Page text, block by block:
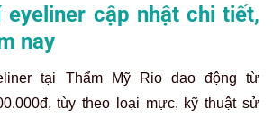
eyeliner cập nhật chi tiết,
nay
tại Thẩm Mỹ Rio dao động từ
tùy theo loại mực, kỹ thuật sử